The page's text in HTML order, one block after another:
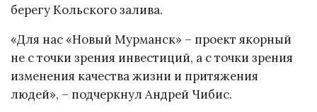
берегу Кольского залива.
«Для нас «Новый Мурманск» – проект якорный
не с точки зрения инвестиций, а с точки зрения
изменения качества жизни и притяжения
людей», – подчеркнул Андрей Чибис.